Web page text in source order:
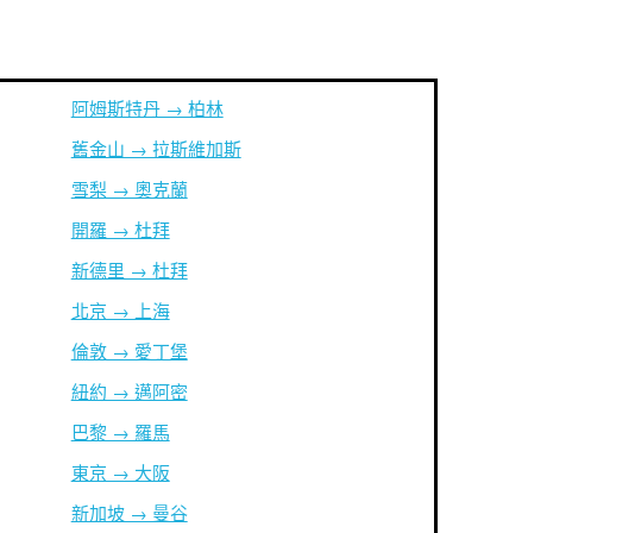
阿姆斯特丹 → 柏林
舊金山 → 拉斯維加斯
雪梨 → 奧克蘭
開羅 → 杜拜
新德里 → 杜拜
北京 → 上海
倫敦 → 愛丁堡
紐約 → 邁阿密
巴黎 → 羅馬
東京 → 大阪
新加坡 → 曼谷